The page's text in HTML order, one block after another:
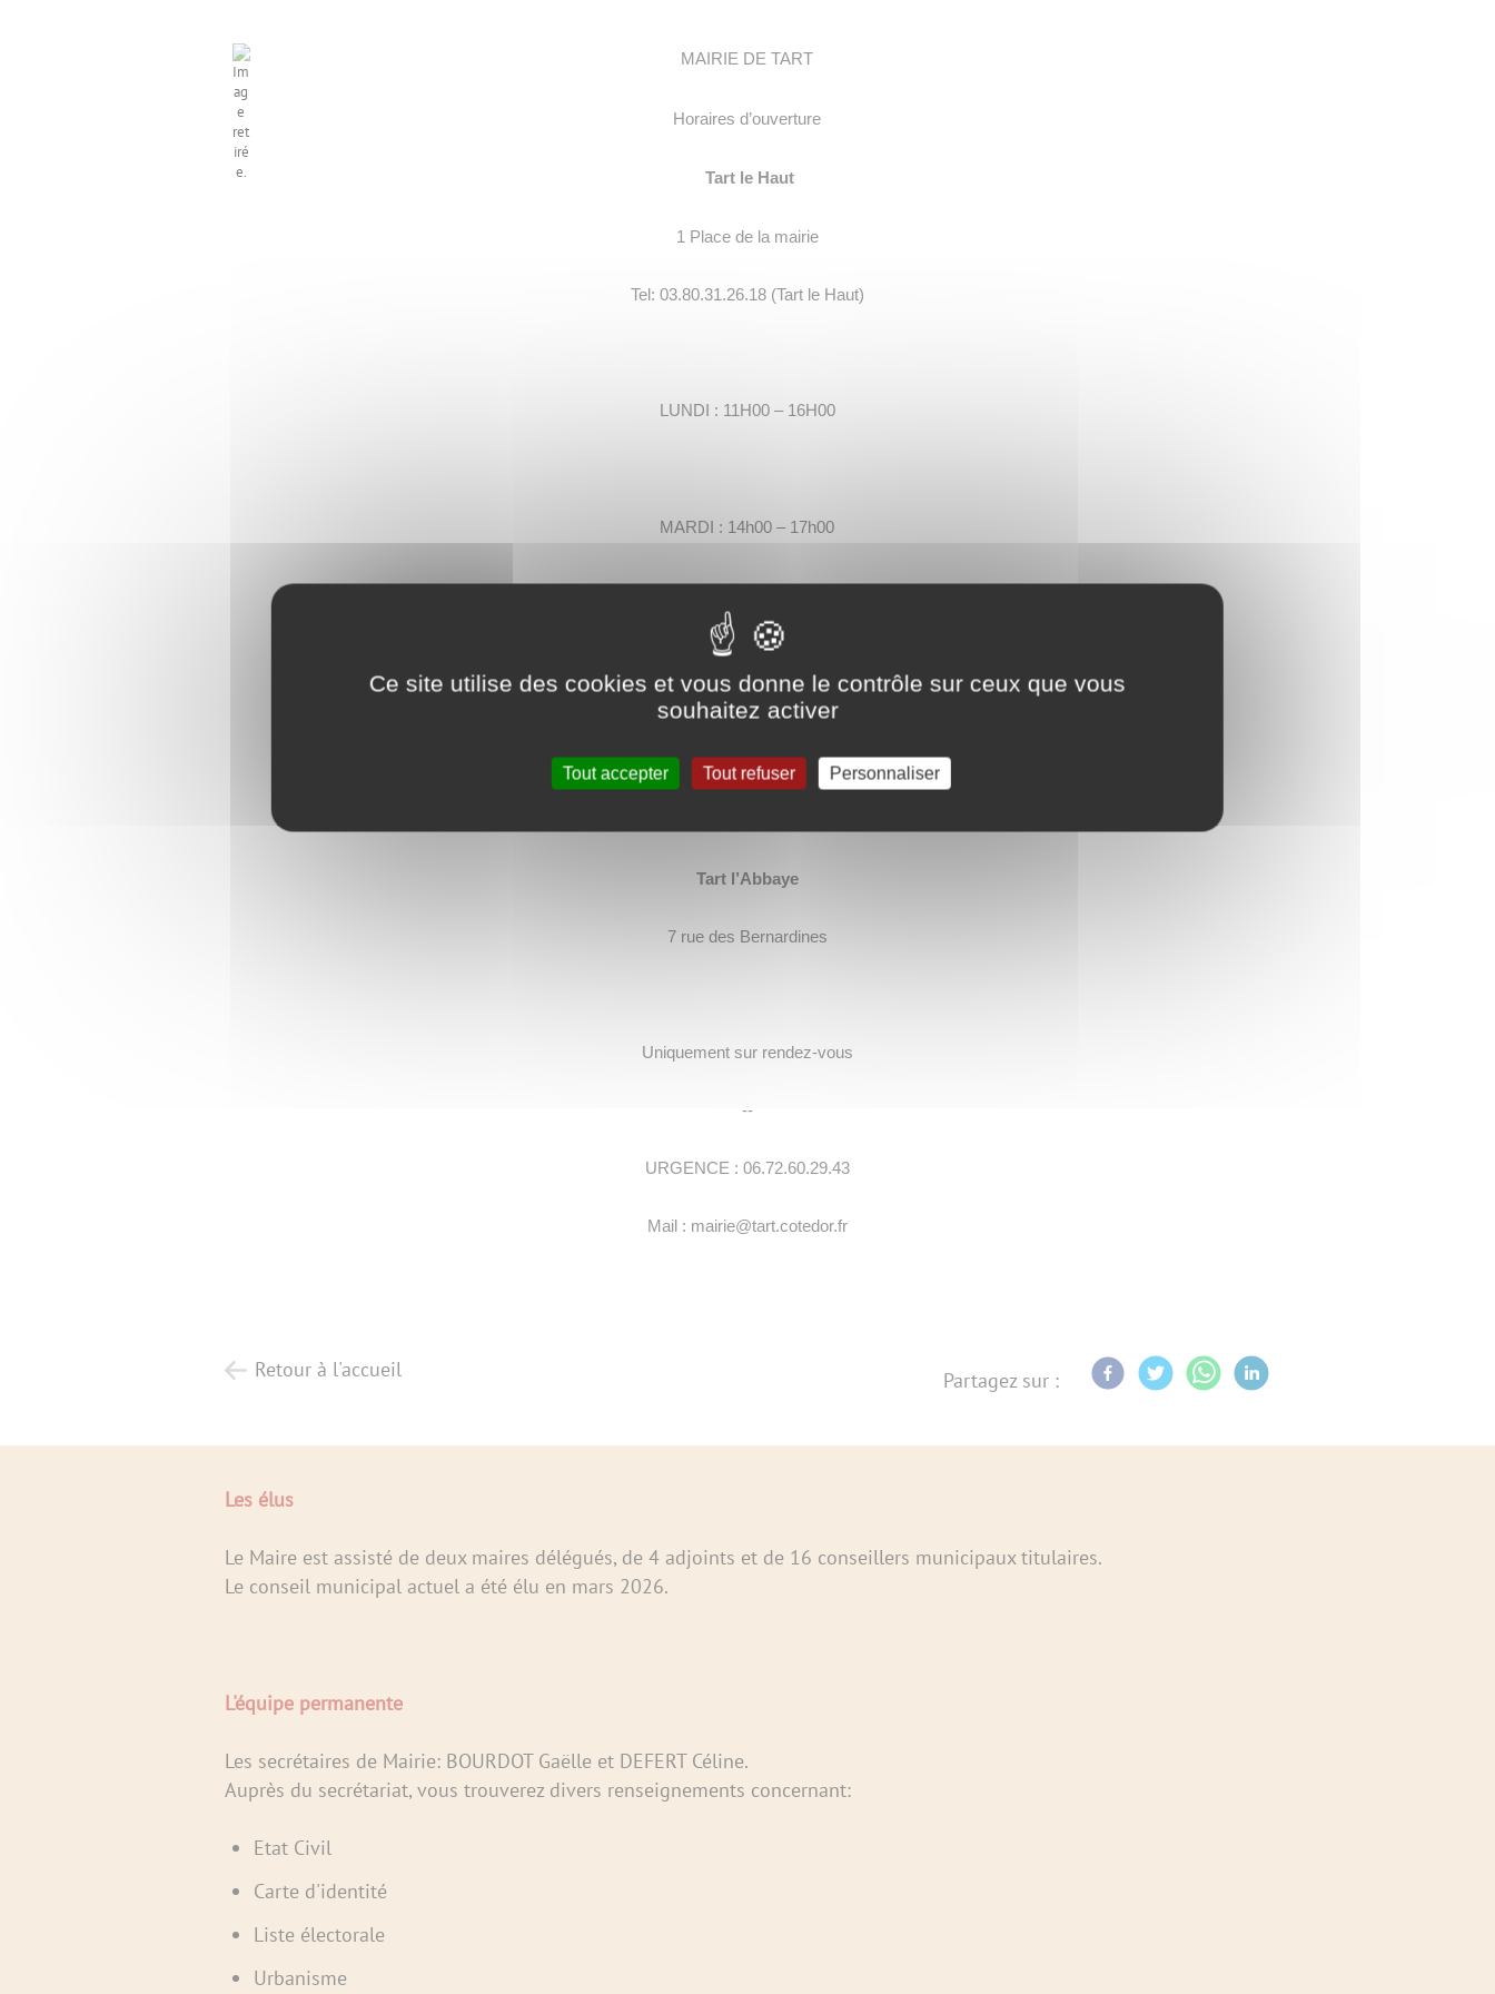
MAIRIE DE TART
Horaires d’ouverture
Tart le Haut
1 Place de la mairie
Tel: 03.80.31.26.18 (Tart le Haut)
LUNDI : 11H00 – 16H00
MARDI : 14h00 – 17h00
JEUDI : 9h00 – 12h00
VENDREDI : 14h00 – 16h00
Tart l’Abbaye
7 rue des Bernardines
Uniquement sur rendez-vous
--
URGENCE : 06.72.60.29.43
Mail : mairie@tart.cotedor.fr
Retour à l'accueil Partagez sur :
Les élus
Le Maire est assisté de deux maires délégués, de 4 adjoints et de 16 conseillers municipaux titulaires.
Le conseil municipal actuel a été élu en mars 2026.
L'équipe permanente
Les secrétaires de Mairie: BOURDOT Gaëlle et DEFERT Céline.
Auprès du secrétariat, vous trouverez divers renseignements concernant:
Etat Civil
Carte d'identité
Liste électorale
Urbanisme
Ce site utilise des cookies et vous donne le contrôle sur ceux que vous
souhaitez activer
Tout accepter Tout refuser Personnaliser